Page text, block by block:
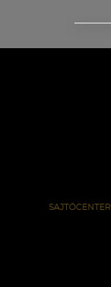
SAJTÓCENTER